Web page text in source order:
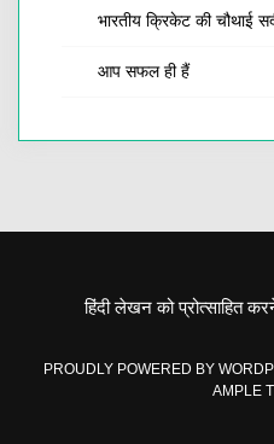
भारतीय क्रिकेट की चौथाई
आप सफल ही हैं
हिंदी लेखन को प्रोत्साहित
PROUDLY POWERED BY
AMPLE